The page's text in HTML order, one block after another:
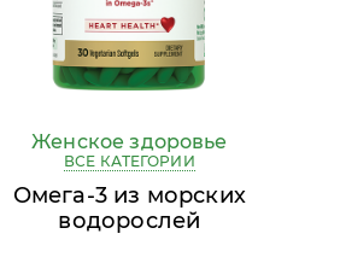
Женское здоровье
ВСЕ КАТЕГОРИИ
Омега-3 из морских
водорослей